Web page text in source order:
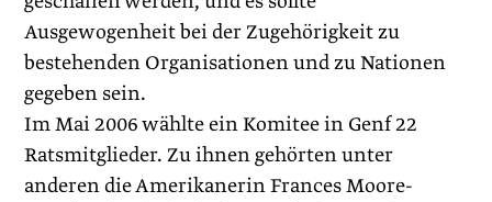
Ausgewogenheit bei der Zugehörigkeit zu
bestehenden Organisationen und zu Nationen
gegeben sein.
Im Mai 2006 wählte ein Komitee in Genf 22
Ratsmitglieder. Zu ihnen gehörten unter
anderen die Amerikanerin Frances Moore-